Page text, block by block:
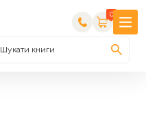
0
Шукати книги